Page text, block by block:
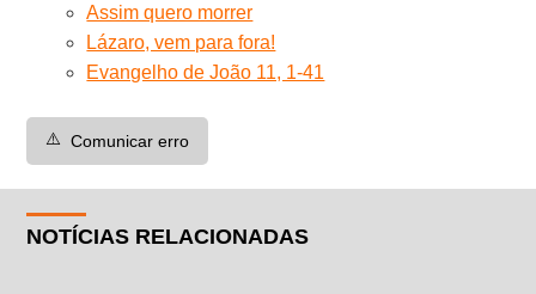
Assim quero morrer
Lázaro, vem para fora!
Evangelho de João 11, 1-41
⚠️ Comunicar erro
NOTÍCIAS RELACIONADAS